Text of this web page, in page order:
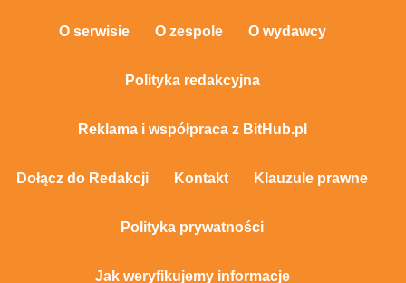
O serwisie O zespole O wydawcy
Polityka redakcyjna
Reklama i współpraca z BitHub.pl
Dołącz do Redakcji Kontakt Klauzule prawne
Polityka prywatności
Jak weryfikujemy informacje